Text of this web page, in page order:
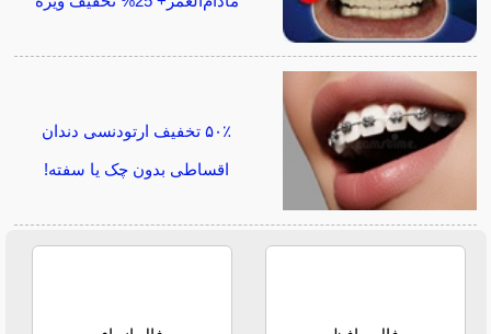
۵۰٪ تخفیف ارتودنسی دندان
اقساطی بدون چک یا سفته!